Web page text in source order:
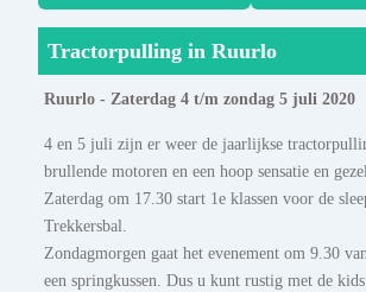
Tractorpulling in Ruurlo
Ruurlo - Zaterdag 4 t/m zondag 5 juli 2020
4 en 5 juli zijn er weer de jaarlijkse
brullende motoren en een hoop sensatie en
Zaterdag om 17.30 start 1e klassen voor de
Trekkersbal.
Zondagmorgen gaat het evenement om 9.30
een springkussen. Dus u kunt rustig met de